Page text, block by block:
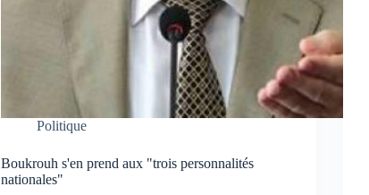
Politique
Boukrouh s'en prend aux "trois personnalités
nationales"